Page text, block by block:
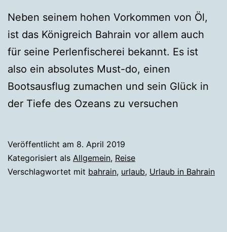
Neben seinem hohen Vorkommen von Öl,
ist das Königreich Bahrain vor allem auch
für seine Perlenfischerei bekannt. Es ist
also ein absolutes Must-do, einen
Bootsausflug zumachen und sein Glück in
der Tiefe des Ozeans zu versuchen
Veröffentlicht am 8. April 2019
Kategorisiert als Allgemein, Reise
Verschlagwortet mit bahrain, urlaub, Urlaub in Bahrain